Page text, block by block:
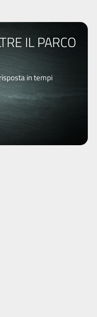
IL PARCO
in tempi